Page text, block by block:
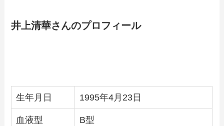
井上清華さんのプロフィール
生年月日 1995年4月23日
血液型 B型